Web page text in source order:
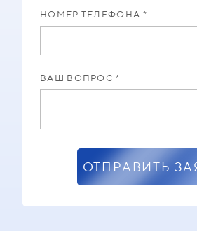
НОМЕР ТЕЛЕФОНА *
ВАШ ВОПРОС *
ОТПРАВИТЬ